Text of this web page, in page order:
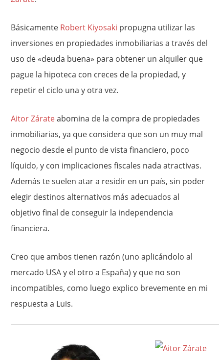
Básicamente Robert Kiyosaki propugna utilizar las
inversiones en propiedades inmobiliarias a través del
uso de «deuda buena» para obtener un alquiler que
pague la hipoteca con creces de la propiedad, y
repetir el ciclo una y otra vez.
Aitor Zárateabomina de la compra de propiedades
inmobiliarias, ya que considera que son un muy mal
negocio desde el punto de vista financiero, poco
líquido, y con implicaciones fiscales nada atractivas.
Además te suelen atar a residir en un país, sin poder
elegir destinos alternativos más adecuados al
objetivo final de conseguir la independencia
financiera.
Creo que ambos tienen razón (uno aplicándolo al
mercado USA y el otro a España) y que no son
incompatibles, como luego explico brevemente en mi
respuesta a Luis.